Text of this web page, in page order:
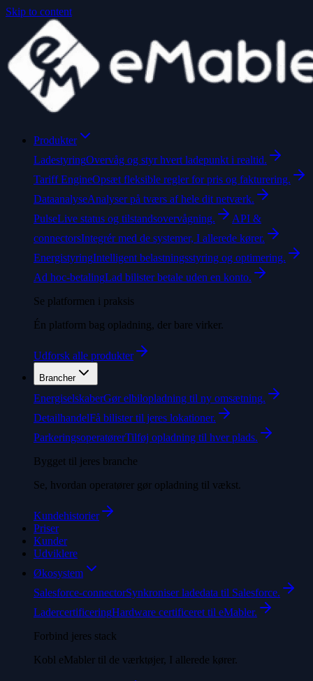
Skip to content
Produkter
LadestyringOvervåg og styr hvert ladepunkt i realtid.
Tariff EngineOpsæt fleksible regler for pris og fakturering.
DataanalyseAnalyser på tværs af hele dit netværk.
PulseLive status og tilstandsovervågning.
API &
connectorsIntegrér med de systemer, I allerede kører.
EnergistyringIntelligent belastningsstyring og optimering.
Ad hoc-betalingLad bilister betale uden en konto.
Se platformen i praksis
Én platform bag opladning, der bare virker.
Udforsk alle produkter
Brancher
EnergiselskaberGør elbilopladning til ny omsætning.
DetailhandelFå bilister til jeres lokationer.
ParkeringsoperatørerTilføj opladning til hver plads.
Bygget til jeres branche
Se, hvordan operatører gør opladning til vækst.
Kundehistorier
Priser
Kunder
Udviklere
Økosystem
Salesforce-connectorSynkroniser ladedata til Salesforce.
LadercertificeringHardware certificeret til eMabler.
Forbind jeres stack
Kobl eMabler til de værktøjer, I allerede kører.